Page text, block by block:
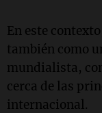
En este
también como
mundialista,
cerca de las
internacional.